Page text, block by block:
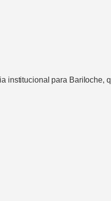
institucional para Bariloche,